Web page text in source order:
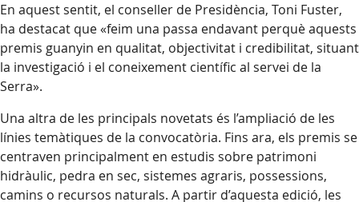
En aquest sentit, el conseller de Presidència, Toni Fuster,
ha destacat que «feim una passa endavant perquè aquests
premis guanyin en qualitat, objectivitat i credibilitat, situant
la investigació i el coneixement científic al servei de la
Serra».
Una altra de les principals novetats és l’ampliació de les
línies temàtiques de la convocatòria. Fins ara, els premis se
centraven principalment en estudis sobre patrimoni
hidràulic, pedra en sec, sistemes agraris, possessions,
camins o recursos naturals. A partir d’aquesta edició, les